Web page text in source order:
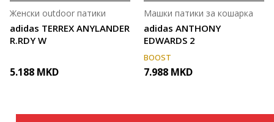
adidas TERREX ANYLANDER
R.RDY W
Женски outdoor патики
5.188 MKD
adidas ANTHONY
EDWARDS 2
Машки патики за кошарка
BOOST
7.988 MKD